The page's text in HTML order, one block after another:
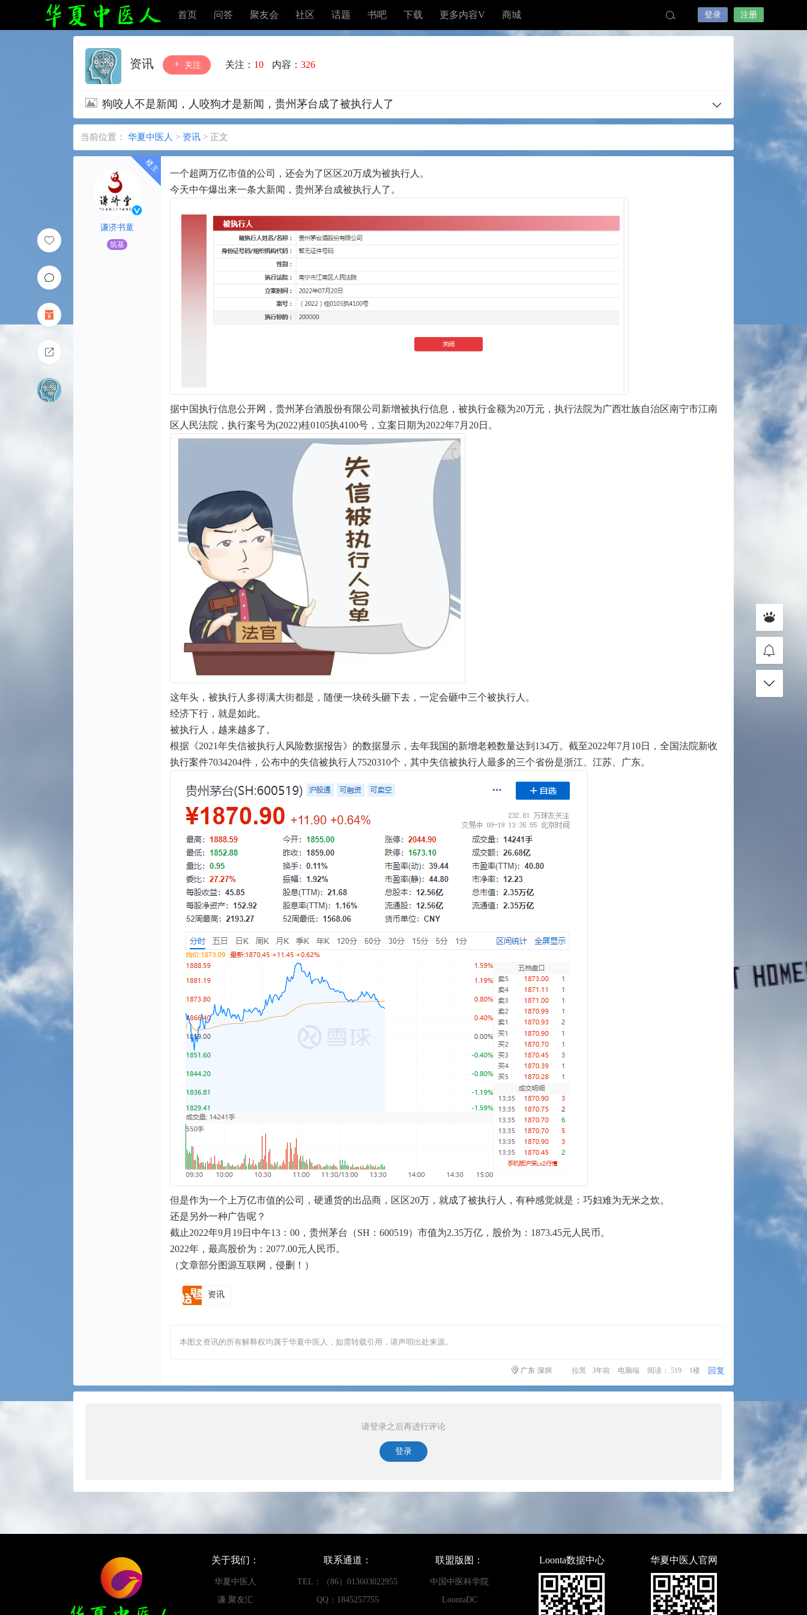
首页 问答 聚友会 社区 话题 书吧 下载 更多内容V 商城 登录 注册
资讯 关注 关注： 10 内容： 326
狗咬人不是新闻，人咬狗才是新闻，贵州茅台成了被执行人了
当前位置： 华夏中医人 > 资讯 > 正文
谦济书童
筑基
一个超两万亿市值的公司，还会为了区区20万成为被执行人。
今天中午爆出来一条大新闻，贵州茅台成被执行人了。
据中国执行信息公开网，贵州茅台酒股份有限公司新增被执行信息，被执行金额为20万元，执行法院为广西壮族自治区南宁市江南
区人民法院，执行案号为(2022)桂0105执4100号，立案日期为2022年7月20日。
这年头，被执行人多得满大街都是，随便一块砖头砸下去，一定会砸中三个被执行人。
经济下行，就是如此。
被执行人，越来越多了。
根据《2021年失信被执行人风险数据报告》的数据显示，去年我国的新增老赖数量达到134万。截至2022年7月10日，全国法院新收
执行案件7034204件，公布中的失信被执行人7520310个，其中失信被执行人最多的三个省份是浙江、江苏、广东。
但是作为一个上万亿市值的公司，硬通货的出品商，区区20万，就成了被执行人，有种感觉就是：巧妇难为无米之炊。
还是另外一种广告呢？
截止2022年9月19日中午13：00，贵州茅台（SH：600519）市值为2.35万亿，股价为：1873.45元人民币。
2022年，最高股价为：2077.00元人民币。
（文章部分图源互联网，侵删！）
资讯
本图文资讯的所有解释权均属于华夏中医人，如需转载引用，请声明出处来源。
广东·深圳 拉黑 3年前 电脑端 阅读： 519 1楼 回复
请登录之后再进行评论
登录
关于我们：
华夏中医人
谦.聚友汇
联系通道：
TEL：（86）013603022955
QQ：1845257755
联盟版图：
中国中医科学院
LoontaDC
Loonta数据中心 华夏中医人官网